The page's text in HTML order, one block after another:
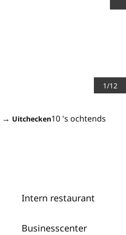
1/12
→ Uitchecken10 's ochtends
Intern restaurant
Business­center